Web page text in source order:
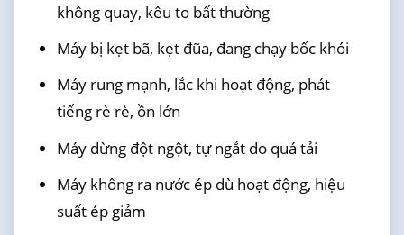
không quay, kêu to bất thường
Máy bị kẹt bã, kẹt đũa, đang chạy bốc khói
Máy rung mạnh, lắc khi hoạt động, phát
tiếng rè rè, ồn lớn
Máy dừng đột ngột, tự ngắt do quá tải
Máy không ra nước ép dù hoạt động, hiệu
suất ép giảm